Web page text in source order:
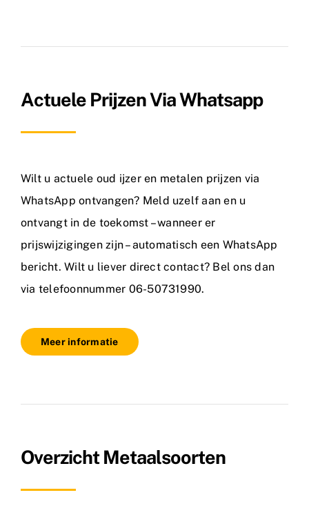
Actuele Prijzen Via Whatsapp
Wilt u actuele oud ijzer en metalen prijzen via
WhatsApp ontvangen? Meld uzelf aan en u
ontvangt in de toekomst – wanneer er
prijswijzigingen zijn – automatisch een WhatsApp
bericht. Wilt u liever direct contact? Bel ons dan
via telefoonnummer 06-50731990.
Meer informatie
Overzicht Metaalsoorten